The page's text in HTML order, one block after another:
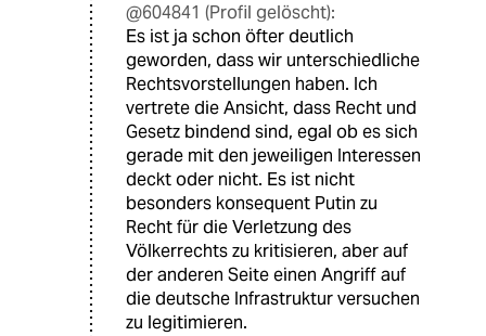
@604841 (Profil gelöscht):
Es ist ja schon öfter deutlich
geworden, dass wir unterschiedliche
Rechtsvorstellungen haben. Ich
vertrete die Ansicht, dass Recht und
Gesetz bindend sind, egal ob es sich
gerade mit den jeweiligen Interessen
deckt oder nicht. Es ist nicht
besonders konsequent Putin zu
Recht für die Verletzung des
Völkerrechts zu kritisieren, aber auf
der anderen Seite einen Angriff auf
die deutsche Infrastruktur versuchen
zu legitimieren.